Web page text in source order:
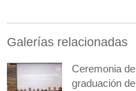
Galerías relacionadas
Ceremonia de
graduación de